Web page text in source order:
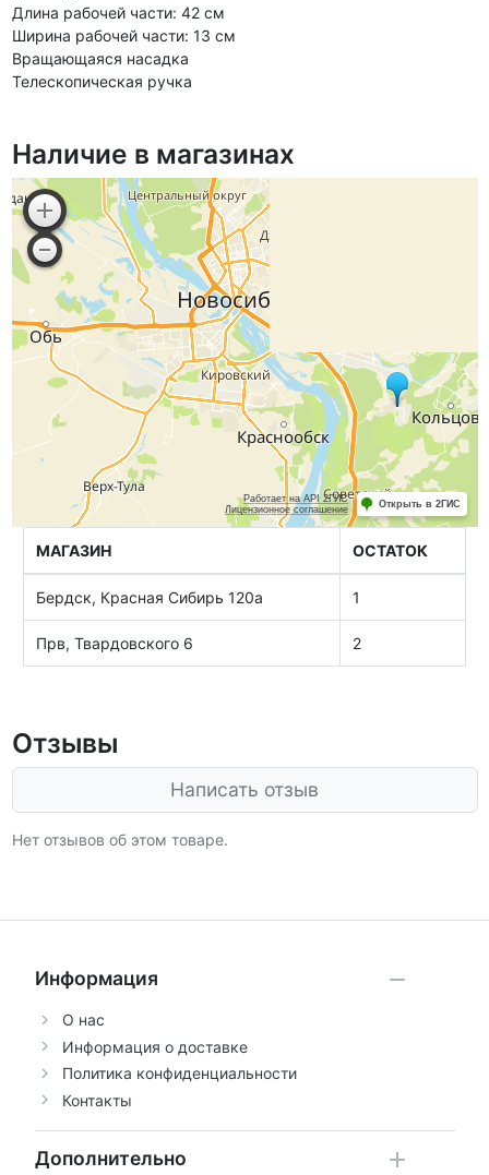
Длина рабочей части: 42 см
Ширина рабочей части: 13 см
Вращающаяся насадка
Телескопическая ручка
Наличие в магазинах
МАГАЗИН ОСТАТОК
Бердск, Красная Сибирь 120а 1
Прв, Твардовского 6 2
Отзывы
Написать отзыв
Нет отзывов об этом товаре.
Информация
О нас
Информация о доставке
Политика конфиденциальности
Контакты
Дополнительно